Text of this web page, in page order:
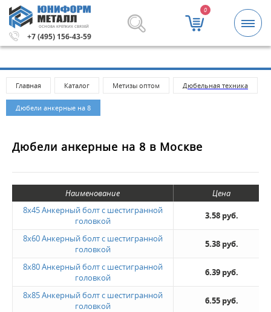
ОСНОВА КРЕПКИХ СВЯЗЕЙ
+7 (495) 156-43-59
0
заказа 5000 рублей. Метизы и крепежные
Главная Каталог Метизы оптом Дюбельная техника
Дюбели анкерные на 8
Дюбели анкерные на 8 в Москве
Наименование
Цена
8х45 Анкерный болт с шестигранной
головкой
3.58 руб.
8х60 Анкерный болт с шестигранной
головкой
5.38 руб.
8х80 Анкерный болт с шестигранной
головкой
6.39 руб.
8х85 Анкерный болт с шестигранной
головкой
6.55 руб.